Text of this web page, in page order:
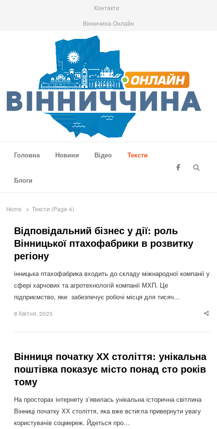
Контакти
Вінничина Онлайн
Головна
Новини Відео Тексти
Блоги
Home Тексти (Page 4)
Відповідальний бізнес у дії: роль
Вінницької птахофабрики в розвитку
регіону
інницька птахофабрика входить до складу міжнародної компанії у
сфері харчових та агротехнологій компанії МХП. Це
підприємство, яке забезпечує робочі місця для тисяч…
8 Квітня, 2025
Вінниця початку ХХ століття: унікальна
поштівка показує місто понад сто років
тому
На просторах інтернету з’явилась унікальна історична світлина
Вінниці початку ХХ століття, яка вже встигла привернути увагу
користувачів соцмереж. Йдеться про…